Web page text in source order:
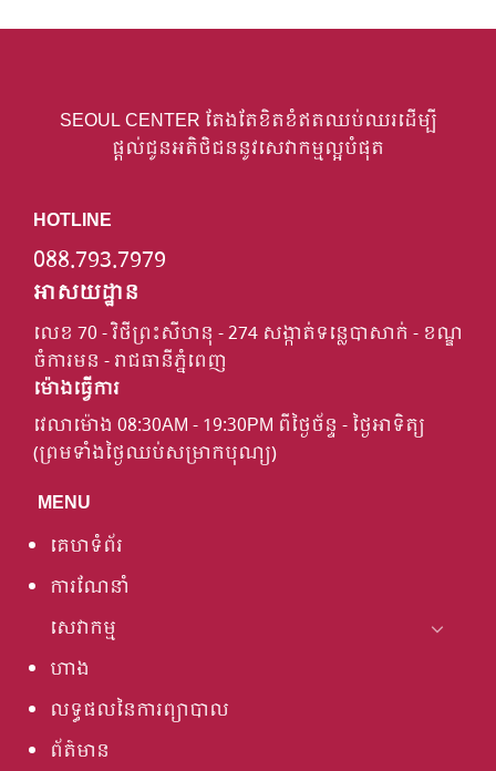
SEOUL CENTER តែងតែខិតខំឥតឈប់ឈរដើម្បី
ផ្តល់ជូនអតិថិជននូវសេវាកម្មល្អបំផុត
HOTLINE
088.793.7979
អាសយដ្ឋាន
លេខ 70 - វិថីព្រះសីហនុ - 274 សង្កាត់ទន្លេបាសាក់ - ខណ្ឌ
ចំការមន - រាជធានីភ្នំពេញ
ម៉ោងធ្វើការ
វេលាម៉ោង 08:30AM - 19:30PM ពីថ្ងៃច័ន្ទ - ថ្ងៃអាទិត្យ
(ព្រមទាំងថ្ងៃឈប់សម្រាកបុណ្យ)
MENU
គេហទំព័រ
ការណែនាំ
សេវាកម្ម
ហាង
លទ្ធផលនៃការព្យាបាល
ព័ត៌មាន